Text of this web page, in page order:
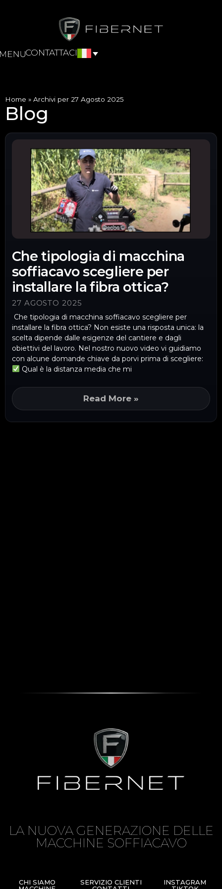
CONTATTACI
Home » Archivi per 27 Agosto 2025
Blog
Che tipologia di macchina
soffiacavo scegliere per
installare la fibra ottica?
27 AGOSTO 2025
Che tipologia di macchina soffiacavo scegliere per
installare la fibra ottica? Non esiste una risposta unica: la
scelta dipende dalle esigenze del cantiere e dagli
obiettivi del lavoro. Nel nostro nuovo video vi guidiamo
con alcune domande chiave da porvi prima di scegliere:
Qual è la distanza media che mi
Read More »
LA NUOVA GENERAZIONE DELLE
MACCHINE SOFFIACAVO
CHI SIAMO
SERVIZIO CLIENTI
INSTAGRAM